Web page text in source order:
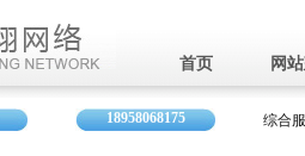
首页 网
18958068175 综合